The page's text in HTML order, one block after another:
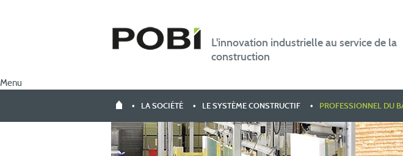
L'innovation industrielle au service de la
construction
Menu
LA SOCIÉTÉ LE SYSTÈME CONSTRUCTIF PROFESSIONNEL DU